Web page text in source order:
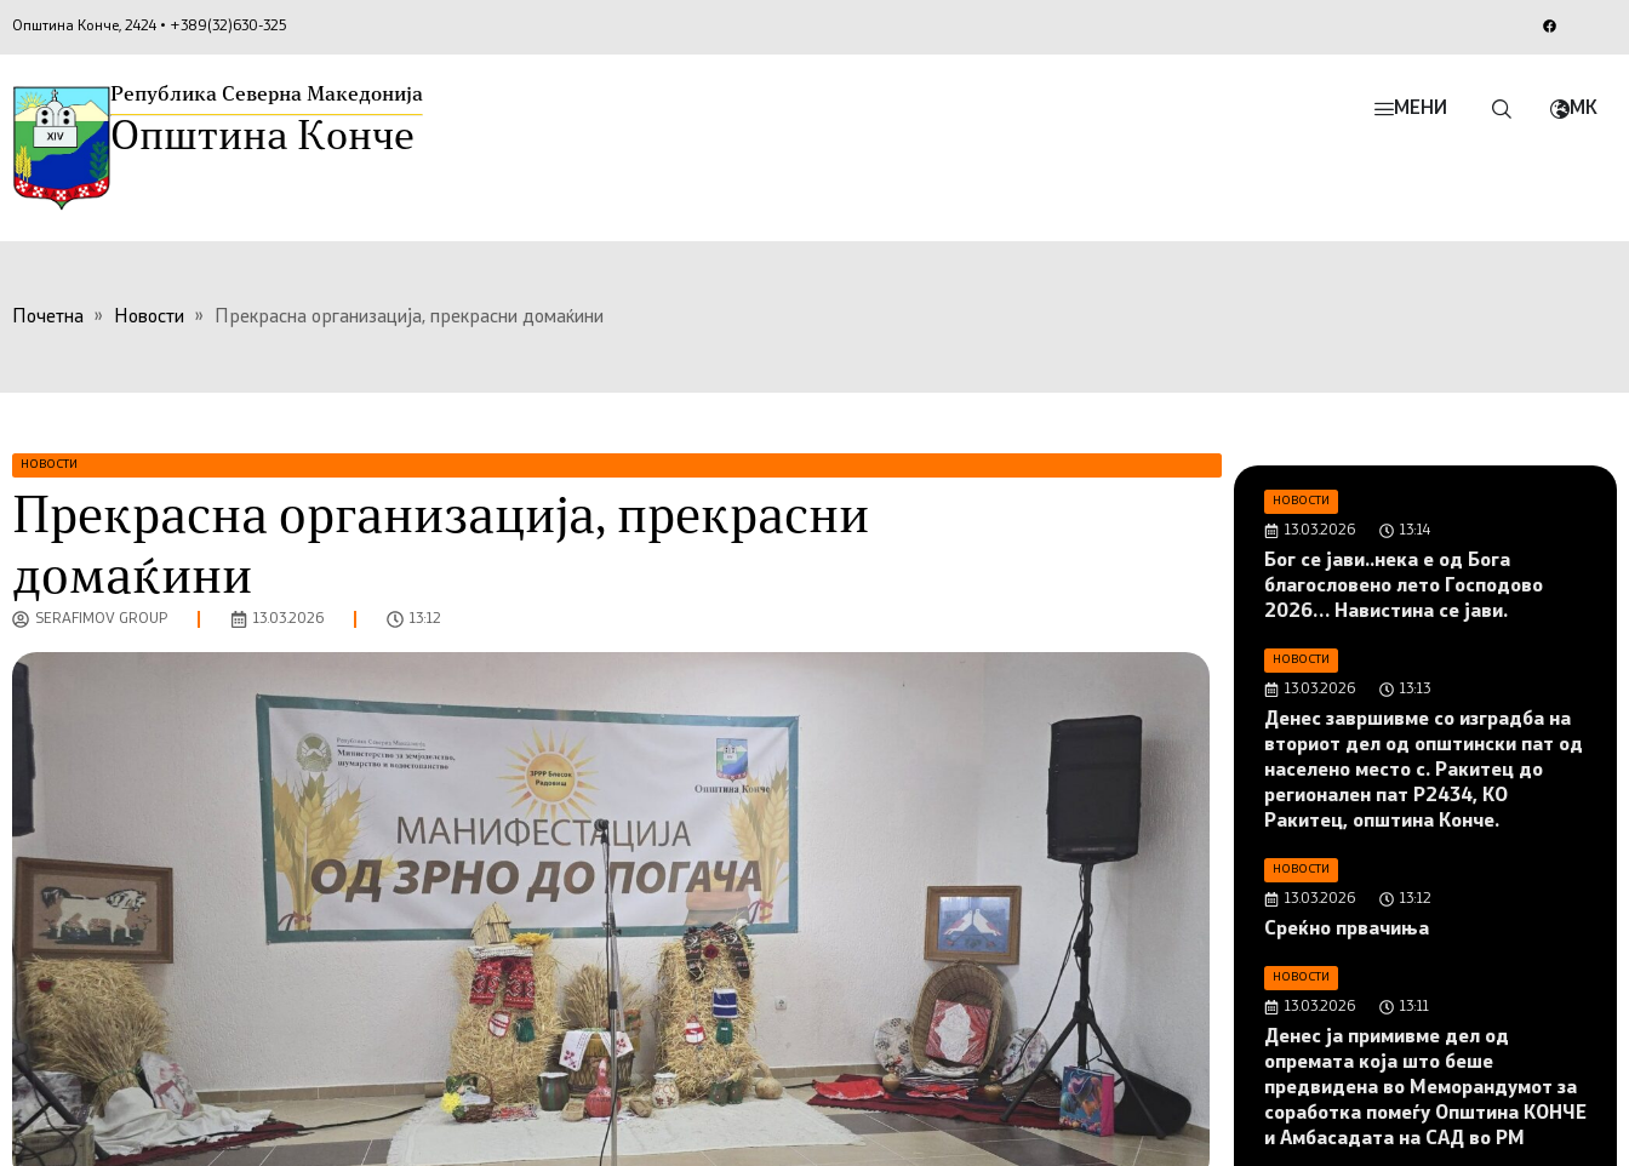
Општина Конче, 2424 • +389(32)630-325
Република Северна Македонија
Општина Конче
МЕНИ MK
Почетна » Новости » Прекрасна организација, прекрасни домаќини
НОВОСТИ
Прекрасна организација, прекрасни
домаќини
SERAFIMOV GROUP 13.03.2026 13:12
НОВОСТИ
13.03.2026 13:14
Бог се јави..нека е од Бога
благословено лето Господово
2026… Навистина се јави.
НОВОСТИ
13.03.2026 13:13
Денес завршивме со изградба на
вториот дел од општински пат од
населено место с. Ракитец до
регионален пат Р2434, КО
Ракитец, општина Конче.
НОВОСТИ
13.03.2026 13:12
Среќно првачиња
НОВОСТИ
13.03.2026 13:11
Денес ја примивме дел од
опремата која што беше
предвидена во Меморандумот за
соработка помеѓу Општина КОНЧЕ
и Амбасадата на САД во РМ